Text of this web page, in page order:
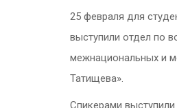
25 февраля для
выступили отдел по
межнациональных и
Татищева».
Спикерами